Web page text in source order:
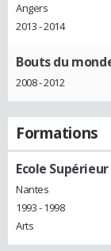
Angers
2013 - 2014
Bouts du
2008 - 2012
Formations
Ecole
Nantes
1993 - 1998
Arts